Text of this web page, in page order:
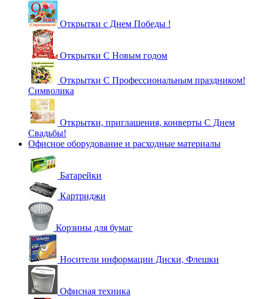
Открытки с Днем Победы !
Открытки С Новым годом
Открытки С Профессиональным праздником!
Символика
Открытки, приглашения, конверты С Днем
Свадьбы!
Офисное оборудование и расходные материалы
Батарейки
Картриджи
Корзины для бумаг
Носители информации Диски, Флешки
Офисная техника